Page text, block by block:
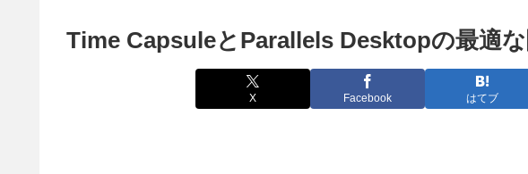
Time CapsuleとParallels Desktopの最適な
X Facebook はてブ